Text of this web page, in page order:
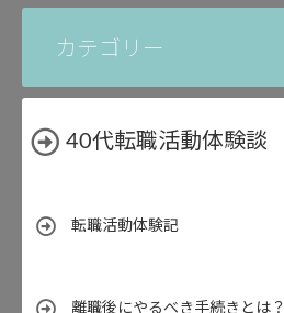
カテゴリー
40代転職活動体験談
転職活動体験記
離職後にやるべき手続きとは？